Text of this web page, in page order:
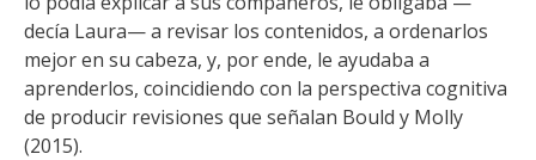
decía Laura— a revisar los contenidos, a ordenarlos
mejor en su cabeza, y, por ende, le ayudaba a
aprenderlos, coincidiendo con la perspectiva cognitiva
de producir revisiones que señalan Bould y Molly
(2015).